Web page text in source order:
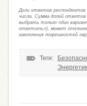
Доли ответов респондентов
числа. Сумма долей
выбрать только один
ответить»), может
накопления погрешностей
Теги: